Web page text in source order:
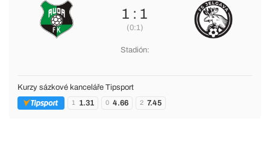
1 : 1
(0:1)
Stadión:
Kurzy sázkové kanceláře Tipsport
1 1.31 0 4.66 2 7.45